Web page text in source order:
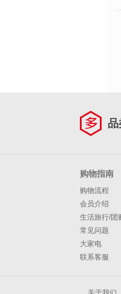
购物指南
购物流程
会员介绍
生活旅行/团
常见问题
大家电
联系客服